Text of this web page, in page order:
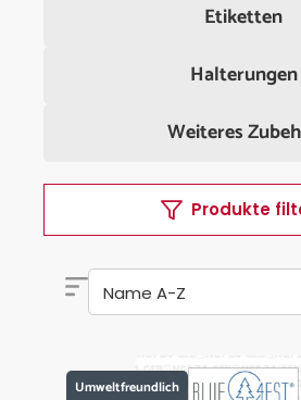
Etiketten
Halterungen
Weiteres
Produkte
Umweltfreundlich